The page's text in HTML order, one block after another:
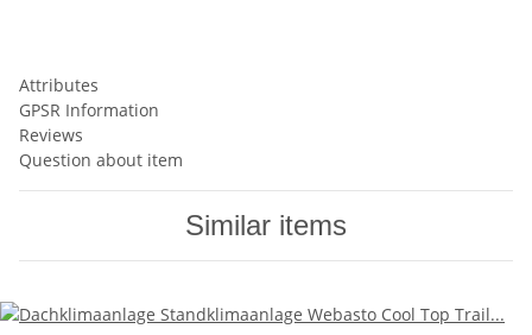
Attributes
GPSR Information
Reviews
Question about item
Similar items